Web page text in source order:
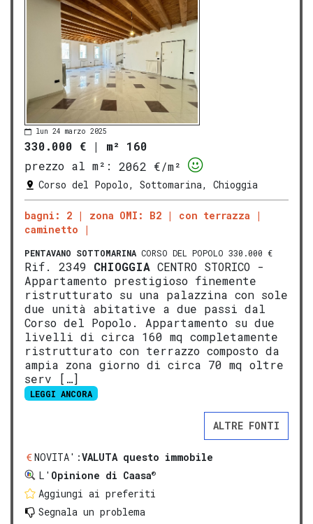
lun 24 marzo 2025
330.000 € | m² 160
prezzo al m²:
2062 €/m²
Corso del Popolo, Sottomarina, Chioggia
bagni: 2 zona OMI: B2
con terrazza
caminetto
PENTAVANO SOTTOMARINA CORSO DEL POPOLO 330.000 €
Rif. 2349 CHIOGGIA CENTRO STORICO -
Appartamento prestigioso finemente
ristrutturato su una palazzina con sole
due unità abitative a due passi dal
Corso del Popolo. Appartamento su due
livelli di circa 160 mq completamente
ristrutturato con terrazzo composto da
ampia zona giorno di circa 70 mq oltre
serv […]
LEGGI ANCORA
ALTRE FONTI
NOVITA':VALUTA questo immobile
L' Opinione di Caasa®
Aggiungi ai preferiti
Segnala un problema